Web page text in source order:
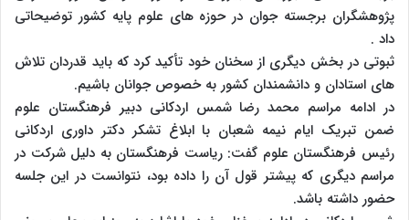
پژوهشگران برجسته جوان در حوزه های علوم پایه کشور توضیحاتی
داد .
ثبوتی در بخش دیگری از سخنان خود تأکید کرد که باید قدردان تلاش
های استادان و دانشمندان کشور به خصوص جوانان باشیم.
در ادامه مراسم محمد رضا شمس اردکانی دبیر فرهنگستان علوم
ضمن تبریک ایام نیمه شعبان با ابلاغ تشکر دکتر داوری اردکانی
رئیس فرهنگستان علوم گفت: ریاست فرهنگستان به دلیل شرکت در
مراسم دیگری که پیشتر قول آن را داده بود، نتوانست در این جلسه
حضور داشته باشد.